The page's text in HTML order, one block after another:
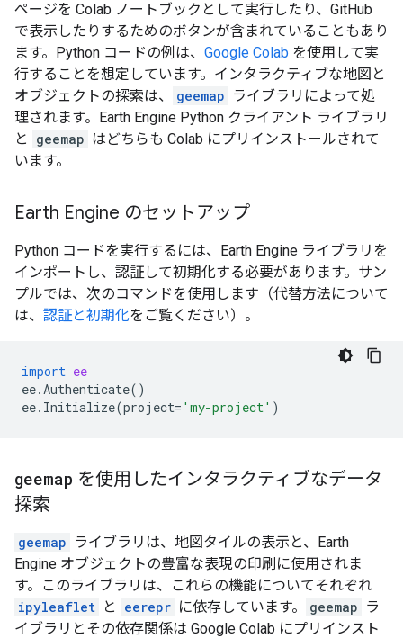
ページを Colab ノートブックとして実行したり、GitHub
で表示したりするためのボタンが含まれていることもあり
ます。Python コードの例は、 Google Colab を使用して実
行することを想定しています。インタラクティブな地図と
オブジェクトの探索は、
geemap ライブラリによって処
理されます。Earth Engine Python クライアント ライブラリ
と
geemap はどちらも Colab にプリインストールされて
います。
Earth Engine のセットアップ
Python コードを実行するには、Earth Engine ライブラリを
インポートし、認証して初期化する必要があります。サン
プルでは、次のコマンドを使用します（代替方法について
は、 認証と初期化をご覧ください）。
import ee
ee.Authenticate()
ee. Initialize(project= 'my-project' )
geemap を使用したインタラクティブなデータ
探索
geemap ライブラリは、地図タイルの表示と、Earth
Engine オブジェクトの豊富な表現の印刷に使用されま
す。このライブラリは、これらの機能についてそれぞれ
ipyleaflet と eerepr に依存しています。 geemap ラ
イブラリとその依存関係は Google Colab にプリインスト